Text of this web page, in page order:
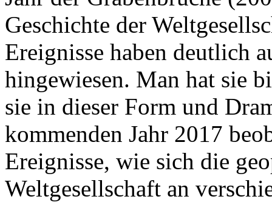
Geschichte der
Ereignisse haben deutlich
hingewiesen. Man hat sie
sie in dieser Form und
kommenden Jahr 2017
Ereignisse, wie sich die
Weltgesellschaft an